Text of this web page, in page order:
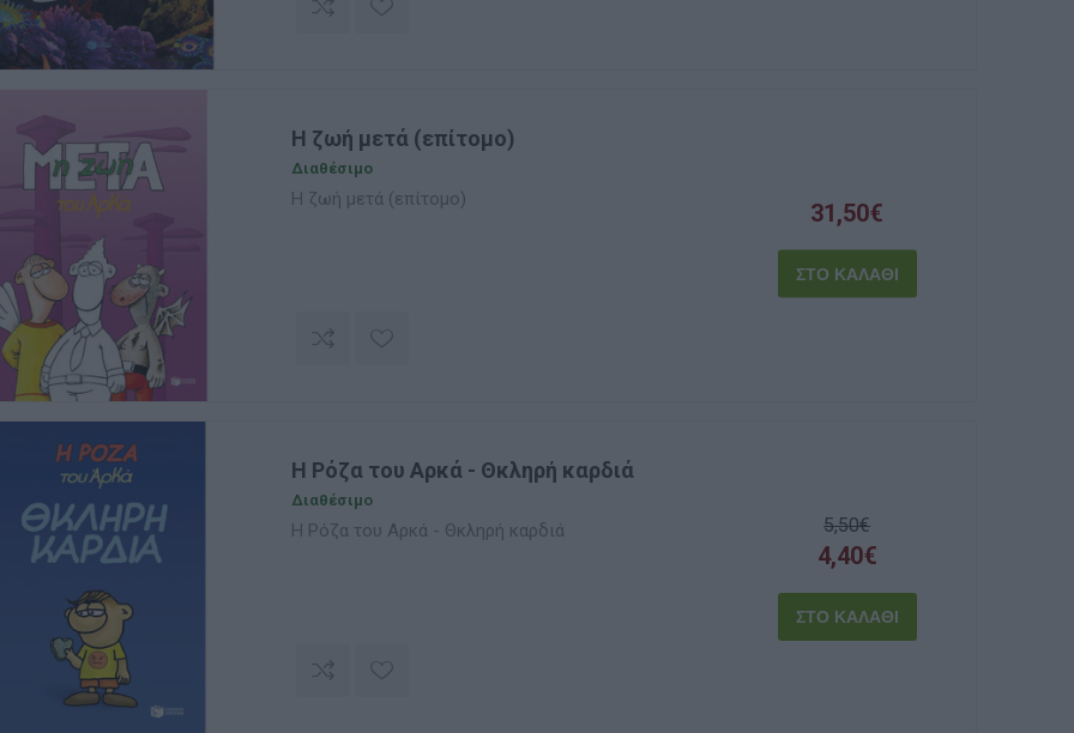
Η ζωή μετά (επίτομο)
Διαθέσιμο
Η ζωή μετά (επίτομο) 31,50€
Η Ρόζα του Αρκά - Θκληρή καρδιά
Διαθέσιμο
Η Ρόζα του Αρκά - Θκληρή καρδιά 5,50€
4,40€